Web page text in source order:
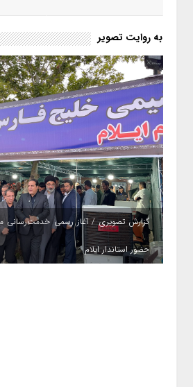
به روایت تصویر
گزارش تصویری / آغاز رسمی خدمت‌رسانی
حضور استاندار ایلام